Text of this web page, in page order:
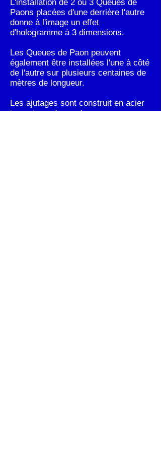
L'installation de 2 ou 3 Queues de
Paons placées d'une derrière l'autre
donne à l'image un effet
d'hologramme à 3 dimensions.
Les Queues de Paon peuvent
également être installées l'une à côté
de l'autre sur plusieurs centaines de
mètres de longueur.
Les ajutages sont construit en acier
inox et sur demande